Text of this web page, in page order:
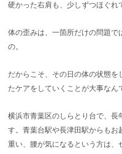
硬かった右肩も、少しずつほぐれ
体の歪みは、一箇所だけの問題で
の。
だからこそ、その日の体の状態
たケアをしていくことが大事なん
横浜市青葉区のしらとり台で、長
す。青葉台駅や長津田駅からも
重い、腰が気になるという方は、